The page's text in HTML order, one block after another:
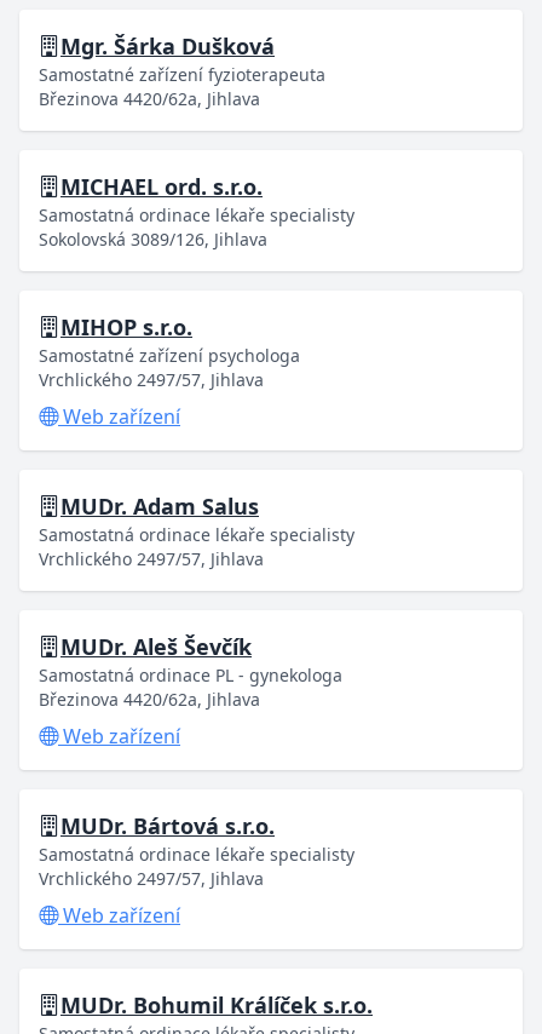
Mgr. Šárka Dušková
Samostatné zařízení fyzioterapeuta
Březinova 4420/62a, Jihlava
MICHAEL ord. s.r.o.
Samostatná ordinace lékaře specialisty
Sokolovská 3089/126, Jihlava
MIHOP s.r.o.
Samostatné zařízení psychologa
Vrchlického 2497/57, Jihlava
Web zařízení
MUDr. Adam Salus
Samostatná ordinace lékaře specialisty
Vrchlického 2497/57, Jihlava
MUDr. Aleš Ševčík
Samostatná ordinace PL - gynekologa
Březinova 4420/62a, Jihlava
Web zařízení
MUDr. Bártová s.r.o.
Samostatná ordinace lékaře specialisty
Vrchlického 2497/57, Jihlava
Web zařízení
MUDr. Bohumil Králíček s.r.o.